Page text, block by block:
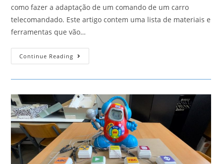
como fazer a adaptação de um comando de um carro
telecomandado. Este artigo contem uma lista de materiais e
ferramentas que vão…
Continue Reading Carro
Telecomandado
E